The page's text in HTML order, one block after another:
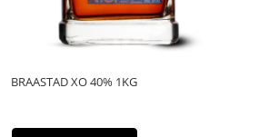
BRAASTAD XO 40% 1KG